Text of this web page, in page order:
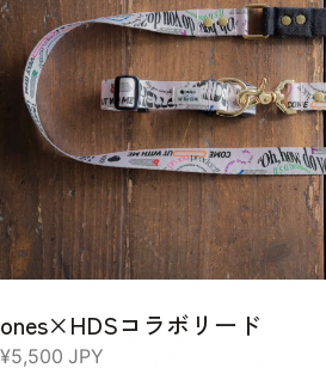
いくので日々愛犬の身体を観察しながら量
分値 100gパック内（季節により食材のも
ますが具材がおよそ50g、スープがおよ
ましては、無投薬飼育の若鶏のむね肉の
1パックにつき35グラム使用しておりま
ー】エネルギー75タンパク質8.67g脂質
7.27g【有機さつまいもメニュー】エネル
0.64g炭水化物7.91g糖質6.8g●ポーク【
ー83.5タンパク質8.53g脂質2.09g炭水化
つまいもメニュー】エネルギー86.5タン
物7.98g糖質6.93g
間中農薬・化学肥料不使用）, 本葛粉（無
ウダー（無添加）, 塩（天然の自然塩）,
超軟水 【チキン×さつまいも】とり胸肉
（有機農産物）, 舞茸（有機農産物）, 大
農産物）, 小松菜（有機農産物）, 椎茸ど
粉（無添加）, 天然かつおの中骨パウダー
水（硬度0の超軟水）, 【ポーク×玄米】
（有機栽培米）, 舞茸（有機農産物）, 大
農産物）, 小松菜（有機農産物）, 椎茸ど
（栽培期間中農薬・化学肥料不使用）, 本
の中骨パウダー（無添加）, 塩（天然の自
（硬度0の超軟水） 【ポーク×さつまいも
さつまいも（有機農産物）, 舞茸（有機農
人参（有機農産物）, 小松菜（有機農産物
もの）, 本葛粉（無添加）, 天然かつおの
ones×HDSコラボリード
¥5,500 JPY